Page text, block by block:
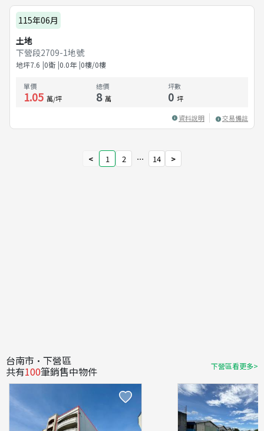
115年06月
土地
下營段2709-1地號
地坪7.6 0衛 0.0年 0樓/0樓
單價
1.05 萬/坪
總價
8 萬
坪數
0 坪
資料說明 交易備註
< 1 2 ⋯ 14 >
台南市·下營區
共有100筆銷售中物件 下營區看更多>